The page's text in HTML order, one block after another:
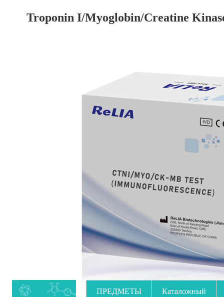
Troponin I/Myoglobin/Creatine
ПРЕДМЕТЫ Каталожный